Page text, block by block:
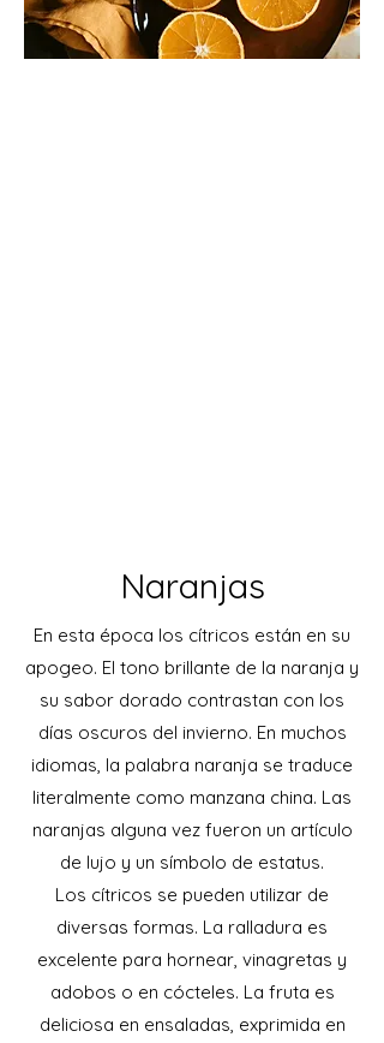
Naranjas
En esta época los cítricos están en su
apogeo. El tono brillante de la naranja y
su sabor dorado contrastan con los
días oscuros del invierno. En muchos
idiomas, la palabra naranja se traduce
literalmente como manzana china. Las
naranjas alguna vez fueron un artículo
de lujo y un símbolo de estatus.
Los cítricos se pueden utilizar de
diversas formas. La ralladura es
excelente para hornear, vinagretas y
adobos o en cócteles. La fruta es
deliciosa en ensaladas, exprimida en